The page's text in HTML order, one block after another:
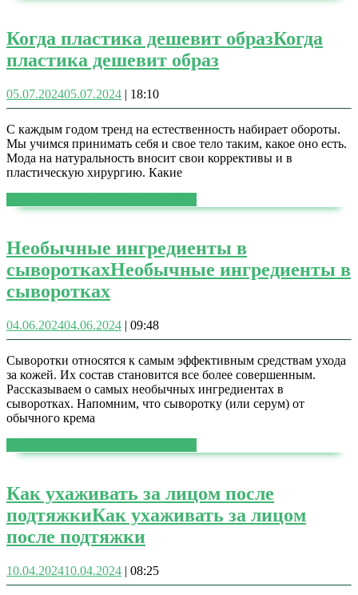
Когда пластика дешевит образКогда
пластика дешевит образ
05.07.202405.07.2024 | 18:10
​С каждым годом тренд на естественность набирает обороты.
Мы учимся принимать себя и свое тело таким, какое оно есть.
Мода на натуральность вносит свои коррективы и в
пластическую хирургию. Какие
Необычные ингредиенты в
сывороткахНеобычные ингредиенты в
сыворотках
04.06.202404.06.2024 | 09:48
Сыворотки относятся к самым эффективным средствам ухода
за кожей. Их состав становится все более совершенным.
Рассказываем о самых необычных ингредиентах в
сыворотках. Напомним, что сыворотку (или серум) от
обычного крема
Как ухаживать за лицом после
подтяжкиКак ухаживать за лицом
после подтяжки
10.04.202410.04.2024 | 08:25